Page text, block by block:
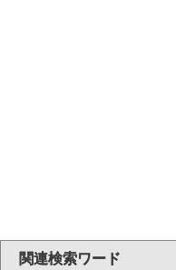
関連検索ワード